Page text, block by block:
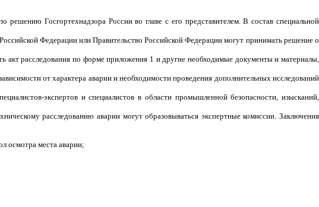
Госгортехнадзора России во главе с его представителем. В состав специальной
Федерации или Правительство Российской Федерации могут принимать решение о
акт расследования по форме приложения 1 и другие необходимые документы и материалы,
от характера аварии и необходимости проведения дополнительных исследований
экспертов и специалистов в области промышленной безопасности, изысканий,
расследованию аварии могут образовываться экспертные комиссии. Заключения
осмотра места аварии;